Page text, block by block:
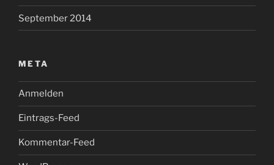
September 2014
META
Anmelden
Eintrags-Feed
Kommentar-Feed